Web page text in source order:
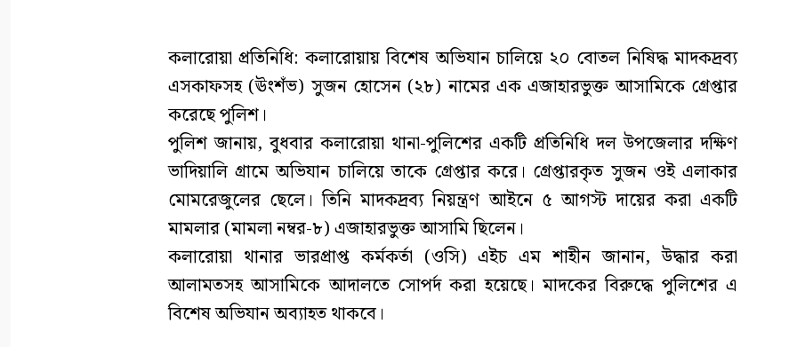
কলারোয়া প্রতিনিধি: কলারোয়ায় বিশেষ অভিযান চালিয়ে ২০ বোতল নিষিদ্ধ মাদকদ্রব্য
এসকাফসহ (ঊংশঁভ) সুজন হোসেন (২৮) নামের এক এজাহারভুক্ত আসামিকে গ্রেপ্তার
করেছে পুলিশ।
পুলিশ জানায়, বুধবার কলারোয়া থানা-পুলিশের একটি প্রতিনিধি দল উপজেলার দক্ষিণ
ভাদিয়ালি গ্রামে অভিযান চালিয়ে তাকে গ্রেপ্তার করে। গ্রেপ্তারকৃত সুজন ওই এলাকার
মোমরেজুলের ছেলে। তিনি মাদকদ্রব্য নিয়ন্ত্রণ আইনে ৫ আগস্ট দায়ের করা একটি
মামলার (মামলা নম্বর-৮) এজাহারভুক্ত আসামি ছিলেন।
কলারোয়া থানার ভারপ্রাপ্ত কর্মকর্তা (ওসি) এইচ এম শাহীন জানান, উদ্ধার করা
আলামতসহ আসামিকে আদালতে সোপর্দ করা হয়েছে। মাদকের বিরুদ্ধে পুলিশের এ
বিশেষ অভিযান অব্যাহত থাকবে।